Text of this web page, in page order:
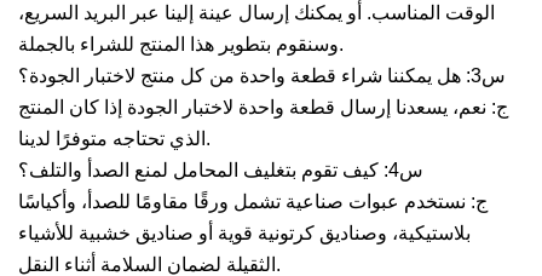
الوقت المناسب. أو يمكنك إرسال عينة إلينا عبر البريد السريع،
وسنقوم بتطوير هذا المنتج للشراء بالجملة.
س3: هل يمكننا شراء قطعة واحدة من كل منتج لاختبار الجودة؟
ج: نعم، يسعدنا إرسال قطعة واحدة لاختبار الجودة إذا كان المنتج
الذي تحتاجه متوفرًا لدينا.
س4: كيف تقوم بتغليف المحامل لمنع الصدأ والتلف؟
ج: نستخدم عبوات صناعية تشمل ورقًا مقاومًا للصدأ، وأكياسًا
بلاستيكية، وصناديق كرتونية قوية أو صناديق خشبية للأشياء
الثقيلة لضمان السلامة أثناء النقل.